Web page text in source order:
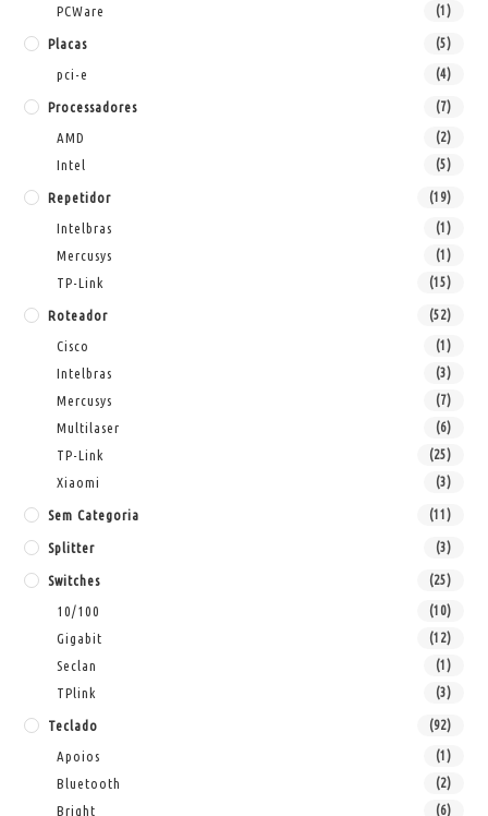
PCWare (1)
Placas (5)
pci-e (4)
Processadores (7)
AMD (2)
Intel (5)
Repetidor (19)
Intelbras (1)
Mercusys (1)
TP-Link (15)
Roteador (52)
Cisco (1)
Intelbras (3)
Mercusys (7)
Multilaser (6)
TP-Link (25)
Xiaomi (3)
Sem Categoria (11)
Splitter (3)
Switches (25)
10/100 (10)
Gigabit (12)
Seclan (1)
TPlink (3)
Teclado (92)
Apoios (1)
Bluetooth (2)
Bright (6)